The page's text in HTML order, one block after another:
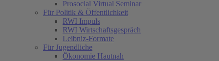
Prosocial Virtual Seminar
Für Politik & Öffentlichkeit
RWI Impuls
RWI Wirtschaftsgespräch
Leibniz-Formate
Für Jugendliche
Ökonomie Hautnah